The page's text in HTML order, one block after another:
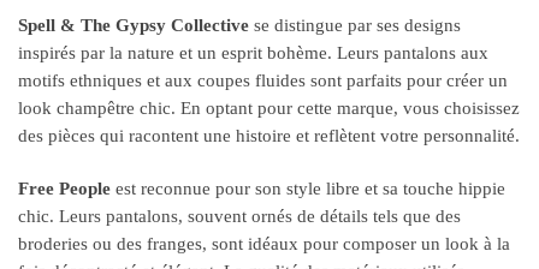
Spell & The Gypsy Collective se distingue par ses designs
inspirés par la nature et un esprit bohème. Leurs pantalons aux
motifs ethniques et aux coupes fluides sont parfaits pour créer un
look champêtre chic. En optant pour cette marque, vous choisissez
des pièces qui racontent une histoire et reflètent votre personnalité.
Free People est reconnue pour son style libre et sa touche hippie
chic. Leurs pantalons, souvent ornés de détails tels que des
broderies ou des franges, sont idéaux pour composer un look à la